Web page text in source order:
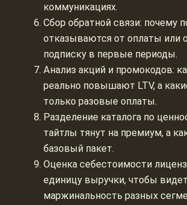
коммуникациях.
Сбор обратной связи: почему
отказываются от оплаты или
подписку в первые периоды.
Анализ акций и промокодов:
реально повышают LTV, а
только разовые оплаты.
Разделение каталога по
тайтлы тянут на премиум, а
базовый пакет.
Оценка себестоимости
единицу выручки, чтобы
маржинальность разных